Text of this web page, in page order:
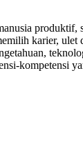
produktif,
karier, ulet
kompetensi